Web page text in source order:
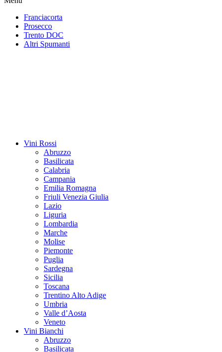
Franciacorta
Prosecco
Trento DOC
Altri Spumanti
Vini Rossi
Abruzzo
Basilicata
Calabria
Campania
Emilia Romagna
Friuli Venezia Giulia
Lazio
Liguria
Lombardia
Marche
Molise
Piemonte
Puglia
Sardegna
Sicilia
Toscana
Trentino Alto Adige
Umbria
Valle d’Aosta
Veneto
Vini Bianchi
Abruzzo
Basilicata